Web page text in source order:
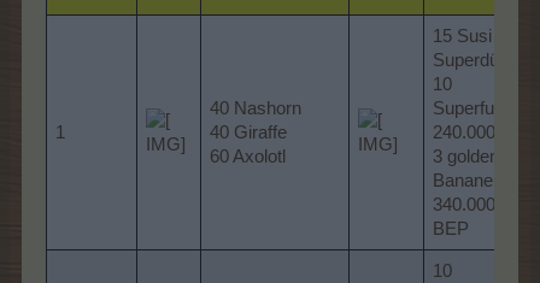
1
40 Nashorn
40 Giraffe
60 Axolotl
15 Susi
Superdünger
10
Superfutter
240.000 MP
3 goldene
Bananen
340.000
BEP
10